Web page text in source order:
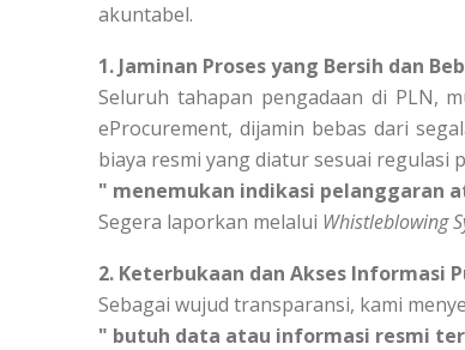
akuntabel.
1. Jaminan Proses yang Bersih dan
Seluruh tahapan pengadaan di PLN,
eProcurement, dijamin bebas dari
biaya resmi yang diatur sesuai regulasi
" menemukan indikasi pelanggaran
Segera laporkan melalui Whistleblowing
2. Keterbukaan dan Akses Informasi
Sebagai wujud transparansi, kami
" butuh data atau informasi resmi